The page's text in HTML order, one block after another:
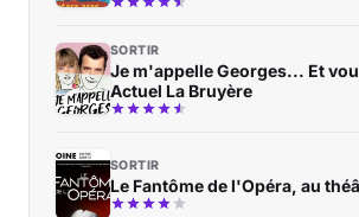
SORTIR
Je m'appelle Georges... Et
Actuel La Bruyère
SORTIR
Le Fantôme de l'Opéra, au